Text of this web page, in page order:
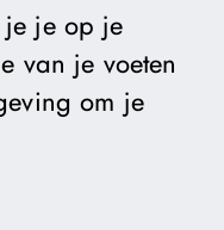
je op je
van je voeten
om je